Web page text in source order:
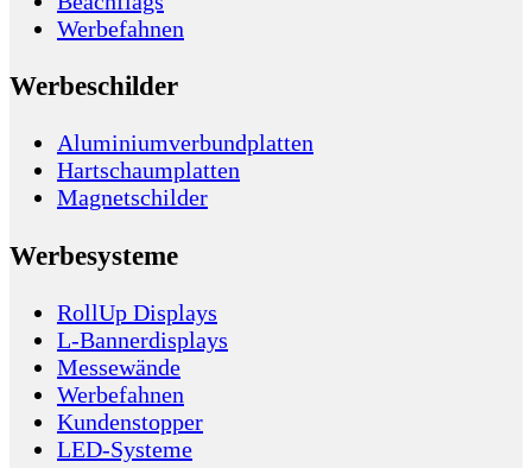
Werbefahnen
Werbeschilder
Aluminiumverbundplatten
Hartschaumplatten
Magnetschilder
Werbesysteme
RollUp Displays
L-Bannerdisplays
Messewände
Werbefahnen
Kundenstopper
LED-Systeme